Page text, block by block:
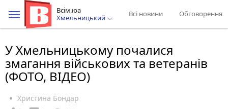
Всім.юа
Хмельницький
Всі новини Обговорення
У Хмельницькому почалися
змагання військових та ветеранів
(ФОТО, ВІДЕО)
Христина Бондар